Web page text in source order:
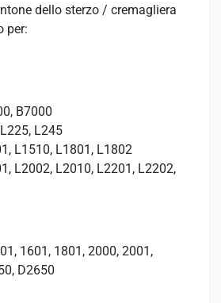
dello sterzo / cremagliera
per:
B7000
L245
L1510, L1801, L1802
L2002, L2010, L2201, L2202,
1601, 1801, 2000, 2001,
D2650